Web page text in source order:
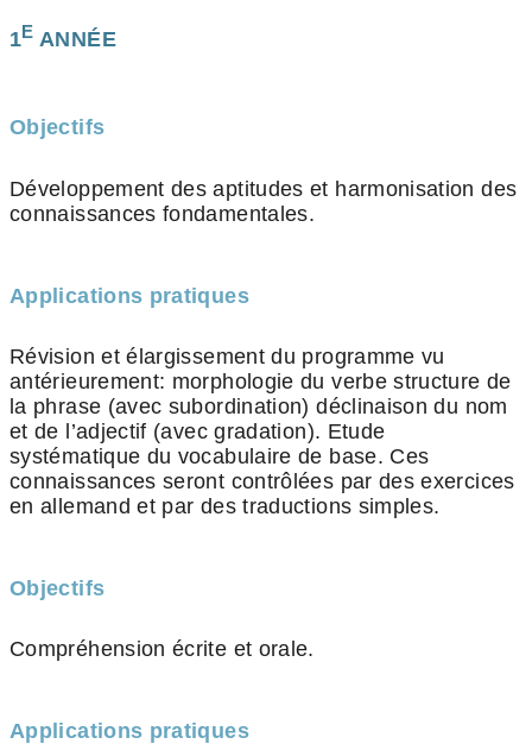
1E ANNÉE
Objectifs
Développement des aptitudes et harmonisation des
connaissances fondamentales.
Applications pratiques
Révision et élargissement du programme vu
antérieurement: morphologie du verbe structure de
la phrase (avec subordination) déclinaison du nom
et de l’adjectif (avec gradation). Etude
systématique du vocabulaire de base. Ces
connaissances seront contrôlées par des exercices
en allemand et par des traductions simples.
Objectifs
Compréhension écrite et orale.
Applications pratiques